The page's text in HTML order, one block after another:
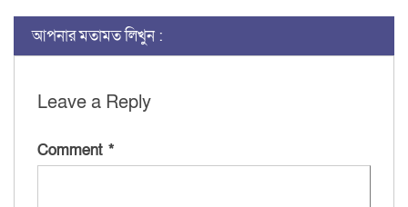
আপনার মতামত লিখুন :
Leave a Reply
Comment *